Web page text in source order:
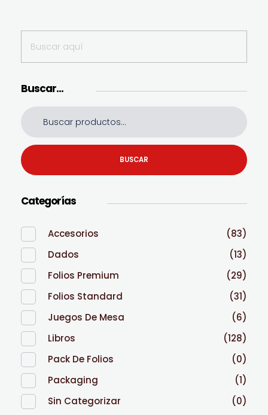
Buscar…
BUSCAR
Categorías
Accesorios
(83)
Dados
(13)
Folios Premium
(29)
Folios Standard
(31)
Juegos De Mesa
(6)
Libros
(128)
Pack De Folios
(0)
Packaging
(1)
Sin Categorizar
(0)